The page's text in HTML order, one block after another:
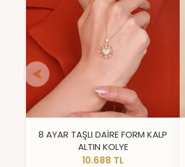
8 AYAR TAŞLI DAİRE FORM KALP
ALTIN KOLYE
10.688 TL